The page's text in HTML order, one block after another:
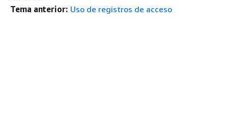
Tema anterior: Uso de registros de acceso